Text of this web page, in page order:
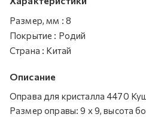
Размер, мм : 8
Покрытие : Родий
Страна : Китай
Описание
Оправа для кристалла 4470
Размер оправы: 9 x 9, высота